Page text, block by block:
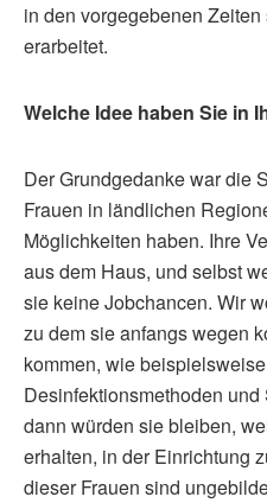
in den vorgegebenen
erarbeitet.
Welche Idee haben Sie in
Der Grundgedanke war die
Frauen in ländlichen
Möglichkeiten haben. Ihre
aus dem Haus, und selbst
sie keine Jobchancen. Wir
zu dem sie anfangs wegen
kommen, wie
Desinfektionsmethoden
dann würden sie bleiben,
erhalten, in der Einrichtung
dieser Frauen sind